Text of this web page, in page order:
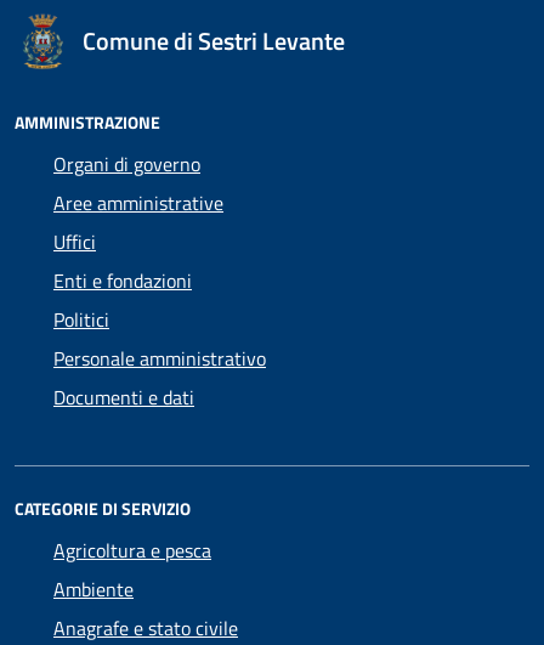
Comune di Sestri Levante
AMMINISTRAZIONE
Organi di governo
Aree amministrative
Uffici
Enti e fondazioni
Politici
Personale amministrativo
Documenti e dati
CATEGORIE DI SERVIZIO
Agricoltura e pesca
Ambiente
Anagrafe e stato civile